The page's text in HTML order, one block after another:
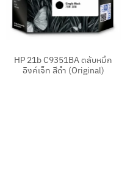
HP 21b C9351BA ตลับหมึก
อิงค์เจ็ท สีดำ (Original)